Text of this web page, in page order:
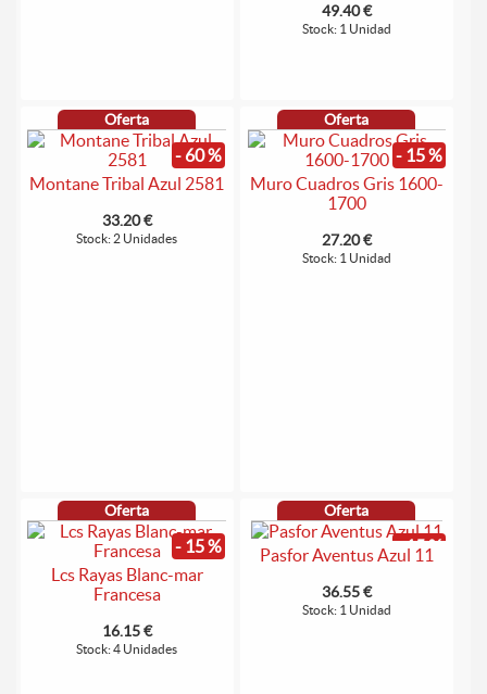
49.40 €
Stock: 1 Unidad
Oferta
- 60 %
Montane Tribal Azul 2581
33.20 €
Stock: 2 Unidades
Oferta
- 15 %
Muro Cuadros Gris 1600-
1700
27.20 €
Stock: 1 Unidad
Oferta
- 15 %
Lcs Rayas Blanc-mar
Francesa
16.15 €
Stock: 4 Unidades
Oferta
- 15 %
Pasfor Aventus Azul 11
36.55 €
Stock: 1 Unidad